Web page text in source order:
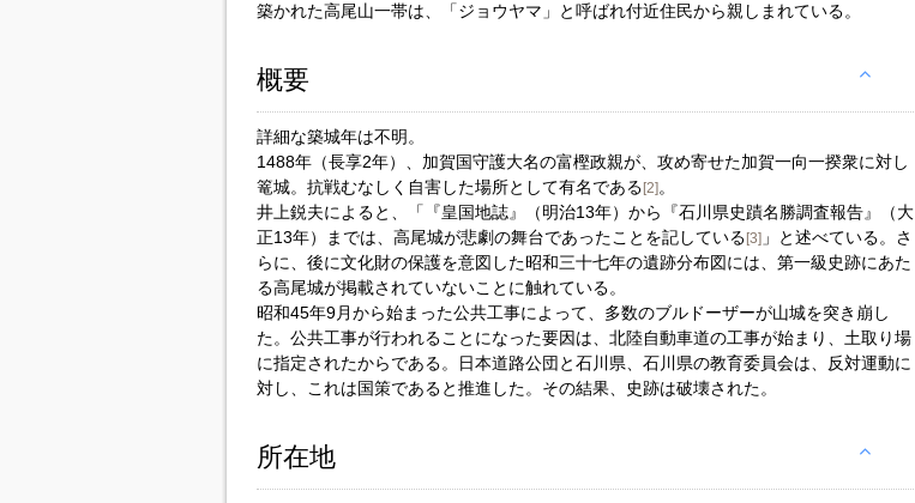
築かれた高尾山一帯は、「ジョウヤマ」と呼ばれ付近住民から親しまれている。
概要
詳細な築城年は不明。
1488年（長享2年）、加賀国守護大名の富樫政親が、攻め寄せた加賀一向一揆衆に対し
篭城。抗戦むなしく自害した場所として有名である [2]。
井上鋭夫によると、「『皇国地誌』（明治13年）から『石川県史蹟名勝調査報告』（大
正13年）までは、高尾城が悲劇の舞台であったことを記している [3]」と述べている。さ
らに、後に文化財の保護を意図した昭和三十七年の遺跡分布図には、第一級史跡にあた
る高尾城が掲載されていないことに触れている。
昭和45年9月から始まった公共工事によって、多数のブルドーザーが山城を突き崩し
た。公共工事が行われることになった要因は、北陸自動車道の工事が始まり、土取り場
に指定されたからである。日本道路公団と石川県、石川県の教育委員会は、反対運動に
対し、これは国策であると推進した。その結果、史跡は破壊された。
所在地